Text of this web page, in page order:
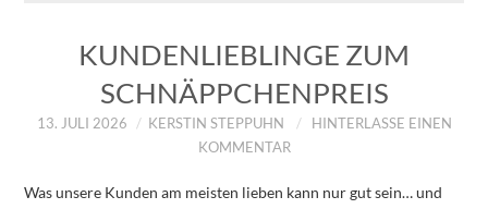
ÜBER UNS
ZUM SHOP
DATENSCHUTZERKLÄRUNG
KUNDENLIEBLINGE ZUM
SCHNÄPPCHENPREIS
13. JULI 2026 KERSTIN STEPPUHN
HINTERLASSE EINEN
KOMMENTAR
Was unsere Kunden am meisten lieben kann nur gut sein… und